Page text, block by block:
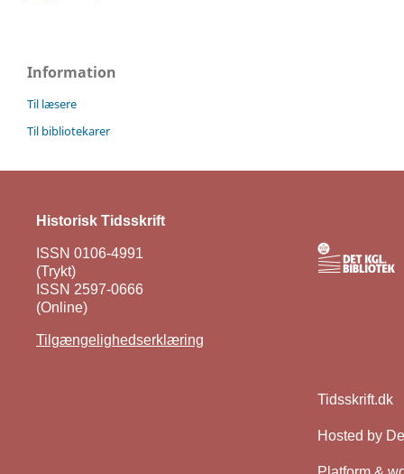
Information
Til læsere
Til bibliotekarer
Historisk Tidsskrift
ISSN 0106-4991
(Trykt)
ISSN 2597-0666
(Online)
Tilgængelighedserklæring